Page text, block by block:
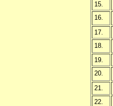
15.
16.
17.
18.
19.
20.
21.
22.